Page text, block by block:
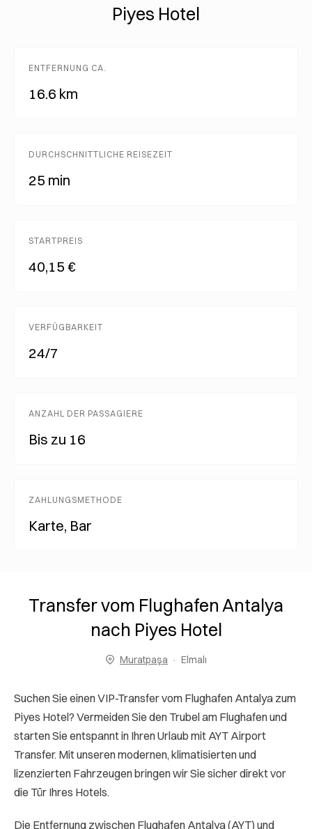
Piyes Hotel
ENTFERNUNG CA.
16.6 km
DURCHSCHNITTLICHE REISEZEIT
25 min
STARTPREIS
40,15 €
VERFÜGBARKEIT
24/7
ANZAHL DER PASSAGIERE
Bis zu 16
ZAHLUNGSMETHODE
Karte, Bar
Transfer vom Flughafen Antalya
nach Piyes Hotel
Muratpaşa Elmalı
Suchen Sie einen VIP-Transfer vom Flughafen Antalya zum
Piyes Hotel? Vermeiden Sie den Trubel am Flughafen und
starten Sie entspannt in Ihren Urlaub mit AYT Airport
Transfer. Mit unseren modernen, klimatisierten und
lizenzierten Fahrzeugen bringen wir Sie sicher direkt vor
die Tür Ihres Hotels.
Die Entfernung zwischen Flughafen Antalya (AYT) und